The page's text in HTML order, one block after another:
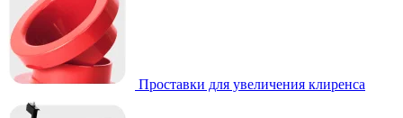
Проставки для увеличения клиренса